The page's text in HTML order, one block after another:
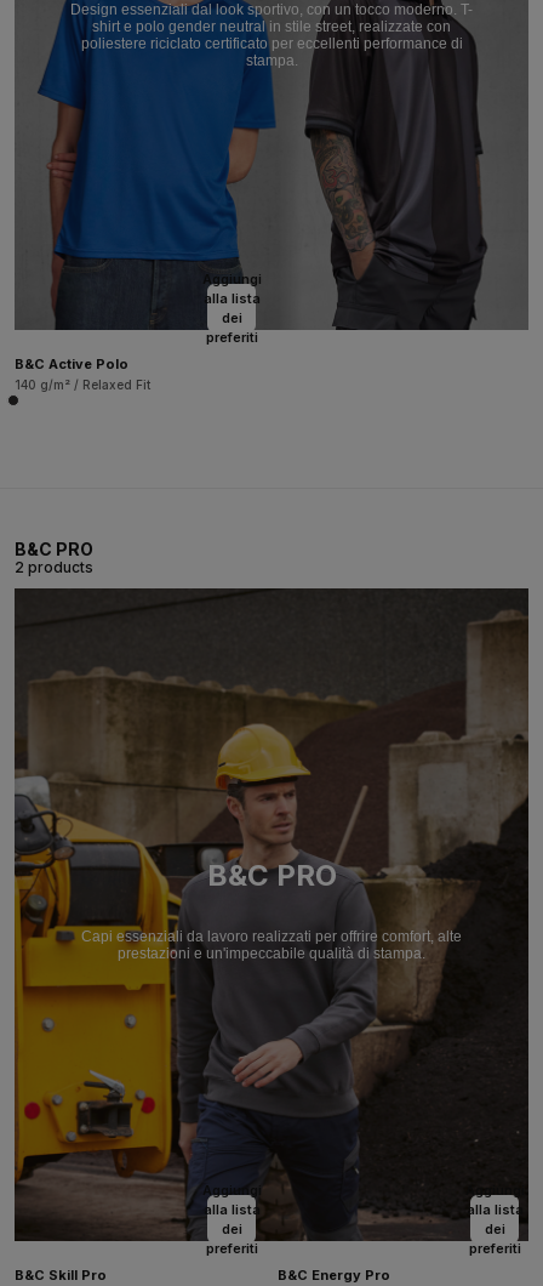
Design essenziali dal look sportivo, con un tocco moderno. T-
shirt e polo gender neutral in stile street, realizzate con
poliestere riciclato certificato per eccellenti performance di
stampa.
Aggiungi
alla lista
dei
preferiti
B&C Active Polo
140 g/m² / Relaxed Fit
B&C PRO
2 products
B&C PRO
Capi essenziali da lavoro realizzati per offrire comfort, alte
prestazioni e un'impeccabile qualità di stampa.
Aggiungi
alla lista
dei
preferiti
B&C Skill Pro
alla lista
dei
preferiti
B&C Energy Pro